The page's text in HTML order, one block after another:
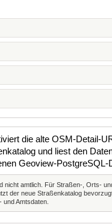
die alte OSM-Detail-
und liest den
Geoview-PostgreSQL-
nicht amtlich. Für Straßen-, Orts-
der neue Straßenkatalog
Amtsdaten.